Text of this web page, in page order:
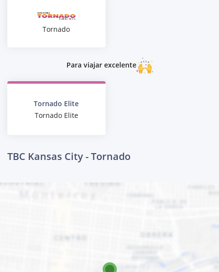
Tornado
Para viajar excelente
Tornado Elite
Tornado Elite
TBC Kansas City - Tornado